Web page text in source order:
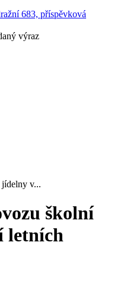
683, příspěvková
výraz
v...
školní
letních